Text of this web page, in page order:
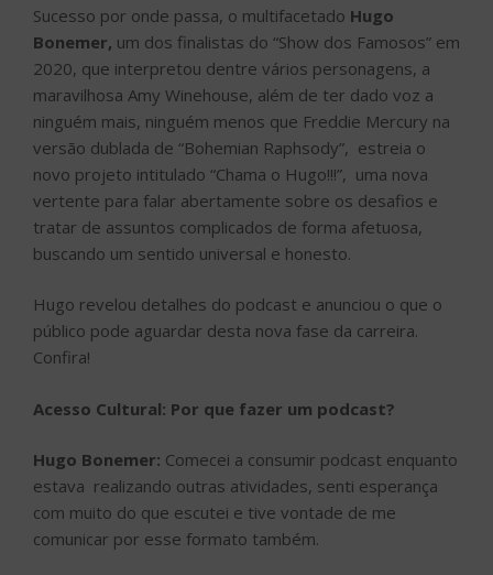
Sucesso por onde passa, o multifacetado Hugo
Bonemer, um dos finalistas do “Show dos Famosos” em
2020, que interpretou dentre vários personagens, a
maravilhosa Amy Winehouse, além de ter dado voz a
ninguém mais, ninguém menos que Freddie Mercury na
versão dublada de “Bohemian Raphsody”, estreia o
novo projeto intitulado “Chama o Hugo!!!”, uma nova
vertente para falar abertamente sobre os desafios e
tratar de assuntos complicados de forma afetuosa,
buscando um sentido universal e honesto.
Hugo revelou detalhes do podcast e anunciou o que o
público pode aguardar desta nova fase da carreira.
Confira!
Acesso Cultural: Por que fazer um podcast?
Hugo Bonemer: Comecei a consumir podcast enquanto
estava realizando outras atividades, senti esperança
com muito do que escutei e tive vontade de me
comunicar por esse formato também.